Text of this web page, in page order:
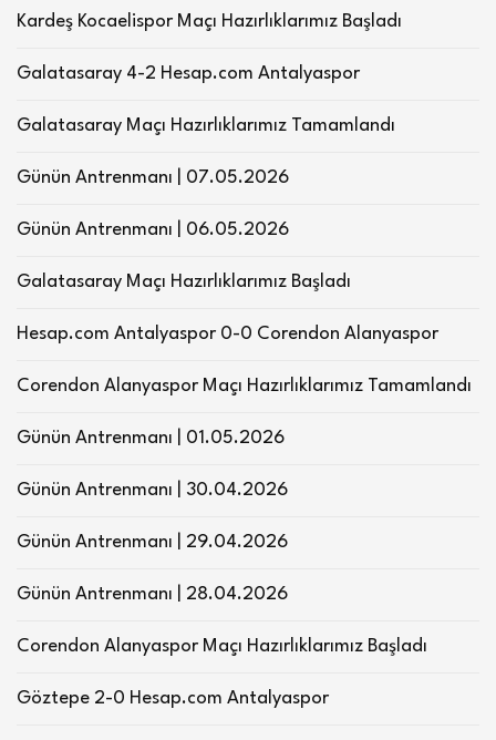
Kardeş Kocaelispor Maçı Hazırlıklarımız Başladı
Galatasaray 4-2 Hesap.com Antalyaspor
Galatasaray Maçı Hazırlıklarımız Tamamlandı
Günün Antrenmanı | 07.05.2026
Günün Antrenmanı | 06.05.2026
Galatasaray Maçı Hazırlıklarımız Başladı
Hesap.com Antalyaspor 0-0 Corendon Alanyaspor
Corendon Alanyaspor Maçı Hazırlıklarımız Tamamlandı
Günün Antrenmanı | 01.05.2026
Günün Antrenmanı | 30.04.2026
Günün Antrenmanı | 29.04.2026
Günün Antrenmanı | 28.04.2026
Corendon Alanyaspor Maçı Hazırlıklarımız Başladı
Göztepe 2-0 Hesap.com Antalyaspor